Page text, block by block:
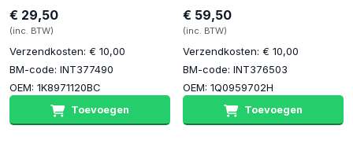
€ 29,50
(inc. BTW)
Verzendkosten: € 10,00
BM-code: INT377490
OEM: 1K8971120BC
Toevoegen
€ 59,50
(inc. BTW)
Verzendkosten: € 10,00
BM-code: INT376503
OEM: 1Q0959702H
Toevoegen